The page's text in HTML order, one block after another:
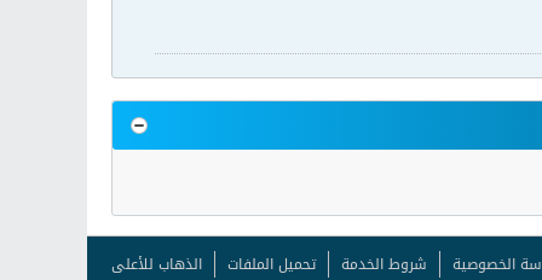
الخصوصية شروط الخدمة تحميل الملفات الذهاب للأعلى